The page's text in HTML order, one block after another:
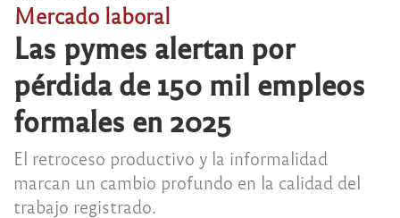
Mercado laboral
Las pymes alertan por
pérdida de 150 mil empleos
formales en 2025
El retroceso productivo y la informalidad
marcan un cambio profundo en la calidad del
trabajo registrado.